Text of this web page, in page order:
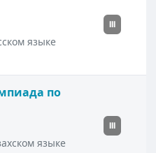
языке
III
по
языке
III